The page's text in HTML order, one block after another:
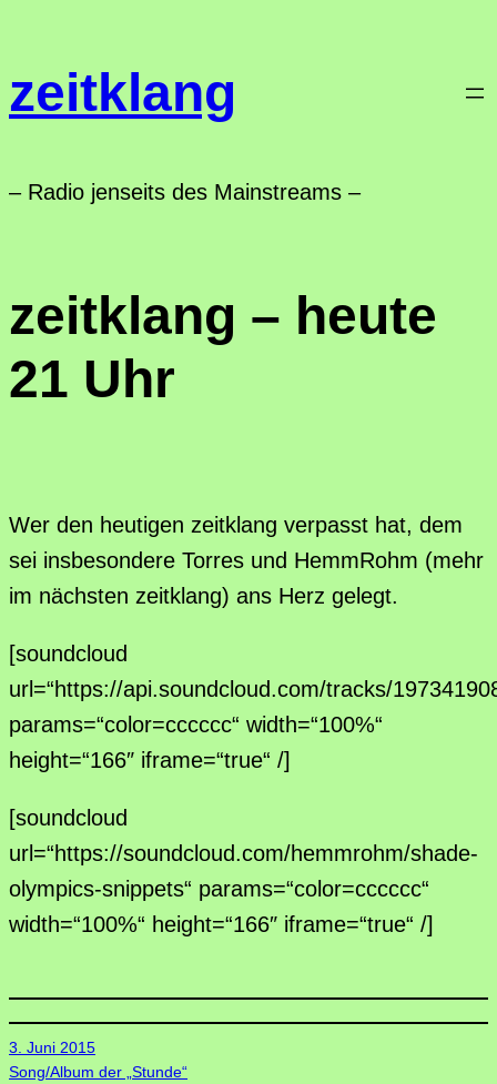
springen
zeitklang
– Radio jenseits des Mainstreams –
zeitklang – heute
21 Uhr
Wer den heutigen zeitklang verpasst hat, dem
sei insbesondere Torres und HemmRohm (mehr
im nächsten zeitklang) ans Herz gelegt.
[soundcloud
url=“https://api.soundcloud.com/tracks/
params=“color=cccccc“ width=“100%“
height=“166″ iframe=“true“ /]
[soundcloud
url=“https://soundcloud.com/hemmrohm/shade-
olympics-snippets“ params=“color=cccccc“
width=“100%“ height=“166″ iframe=“true“ /]
3. Juni 2015
Song/Album der „Stunde“